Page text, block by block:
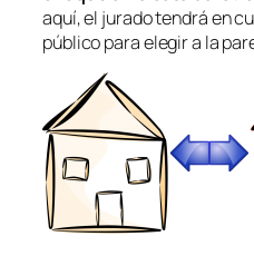
aquí, el jurado tendrá en
público para elegir a la